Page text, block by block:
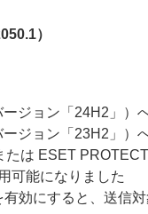
）
ジョン「24H2」）
ジョン「23H2」）
たは ESET
可能になりました
効にすると、送信